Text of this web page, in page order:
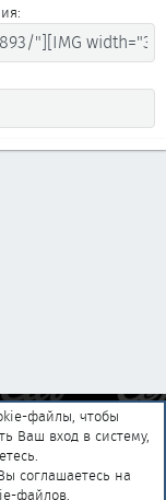
R
файлы, чтобы
Ваш вход в систему,
соглашаетесь на
файлов.